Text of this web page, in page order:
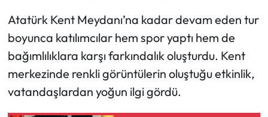
Atatürk Kent Meydanı’na kadar devam eden tur
boyunca katılımcılar hem spor yaptı hem de
bağımlılıklara karşı farkındalık oluşturdu. Kent
merkezinde renkli görüntülerin oluştuğu etkinlik,
vatandaşlardan yoğun ilgi gördü.